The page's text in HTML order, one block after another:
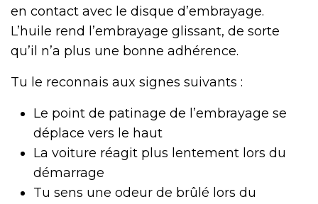
en contact avec le disque d’embrayage.
L’huile rend l’embrayage glissant, de sorte
qu’il n’a plus une bonne adhérence.
Tu le reconnais aux signes suivants :
Le point de patinage de l’embrayage se
déplace vers le haut
La voiture réagit plus lentement lors du
démarrage
Tu sens une odeur de brûlé lors du